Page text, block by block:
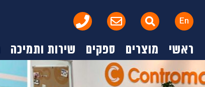
ראשי מוצרים ספקים שירות ותמיכה
En